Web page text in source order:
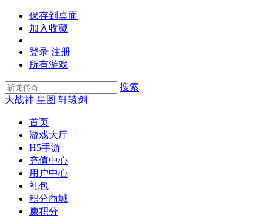
保存到桌面
加入收藏
登录 注册
所有游戏
搜索
大战神 皇图 轩辕剑
首页
游戏大厅
H5手游
充值中心
用户中心
礼包
积分商城
赚积分